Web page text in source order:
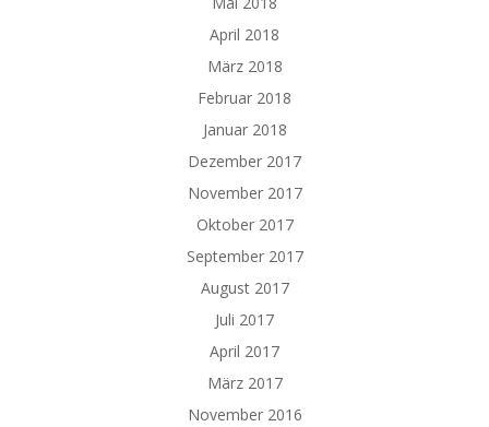
April 2018
März 2018
Februar 2018
Januar 2018
Dezember 2017
November 2017
Oktober 2017
September 2017
August 2017
Juli 2017
April 2017
März 2017
November 2016